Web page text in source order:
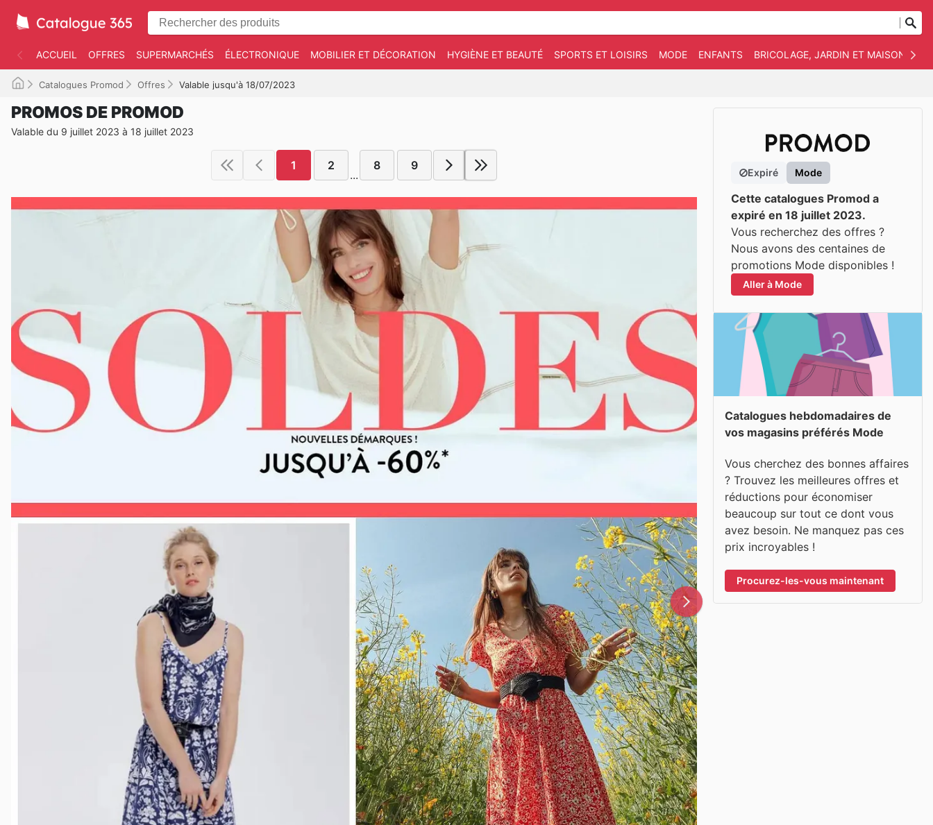
ACCUEIL OFFRES SUPERMARCHÉS ÉLECTRONIQUE MOBILIER ET DÉCORATION HYGIÈNE ET BEAUTÉ SPORTS ET LOISIRS MODE ENFANTS BRICOLAGE, JARDIN ET MAISON
Catalogues Promod Offres Valable jusqu'à 18/07/2023
PROMOS DE PROMOD
Valable du 9 juillet 2023 à 18 juillet 2023
1 2
...
8 9
Expiré Mode
Cette catalogues Promod a
expiré en 18 juillet 2023.
Vous recherchez des offres ?
Nous avons des centaines de
promotions Mode disponibles !
Aller à Mode
Catalogues hebdomadaires de
vos magasins préférés Mode
Vous cherchez des bonnes affaires
? Trouvez les meilleures offres et
réductions pour économiser
beaucoup sur tout ce dont vous
avez besoin. Ne manquez pas ces
prix incroyables !
Procurez-les-vous maintenant